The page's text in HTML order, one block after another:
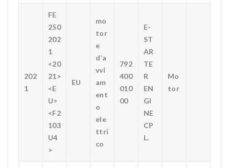
202
1
FE
250
202
1
<20
21>
<E
U>
<F2
103
U4
>
EU
mo
tor
e
d’a
vvi
am
ent
o
ele
ttri
co
792
400
010
00
E-
ST
AR
TE
R
EN
GI
NE
CP
L.
Mo
tor